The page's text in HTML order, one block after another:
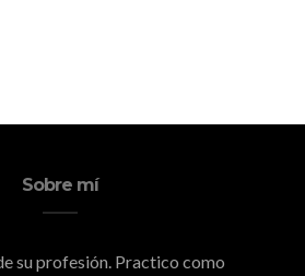
Sobre mí
su profesión. Practico como